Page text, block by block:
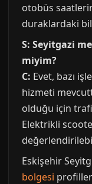
otobüs
duraklardaki
S: Seyitgazi
miyim?
C: Evet, bazı
hizmeti
olduğu için
Elektrikli
Eskişehir
bolgesi